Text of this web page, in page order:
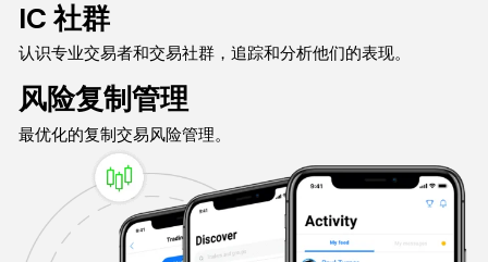
IC 社群
认识专业交易者和交易社群，追踪和分析他们的表现。
风险复制管理
最优化的复制交易风险管理。